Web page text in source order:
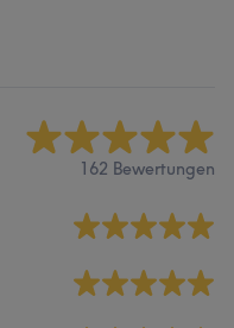
162 Bewertungen